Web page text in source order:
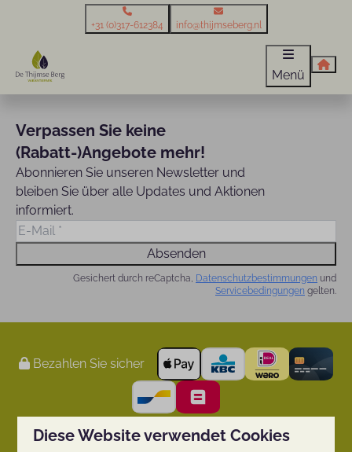
+31 (0)317-612384 info@thijmseberg.nl
Menü
Verpassen Sie keine
(Rabatt-)Angebote mehr!
Abonnieren Sie unseren Newsletter und
bleiben Sie über alle Updates und Aktionen
informiert.
Absenden
Gesichert durch reCaptcha, Datenschutzbestimmungen und
Servicebedingungen gelten.
Bezahlen Sie sicher
Diese Website verwendet Cookies